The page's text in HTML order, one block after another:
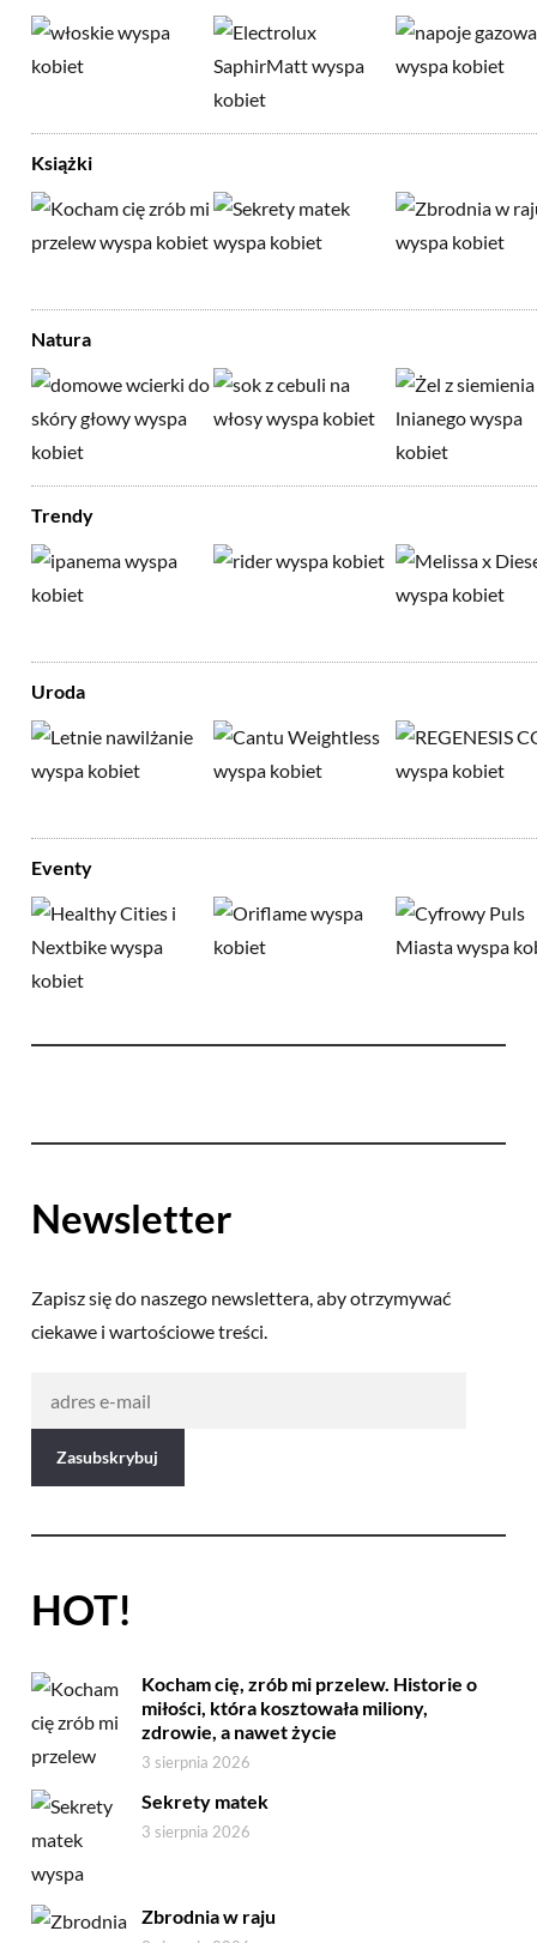
Książki
Natura
Trendy
Uroda
Eventy
Newsletter
Zapisz się do naszego newslettera, aby otrzymywać
ciekawe i wartościowe treści.
HOT!
Kocham cię, zrób mi przelew. Historie o
miłości, która kosztowała miliony,
zdrowie, a nawet życie
3 sierpnia 2026
Sekrety matek
3 sierpnia 2026
Zbrodnia w raju